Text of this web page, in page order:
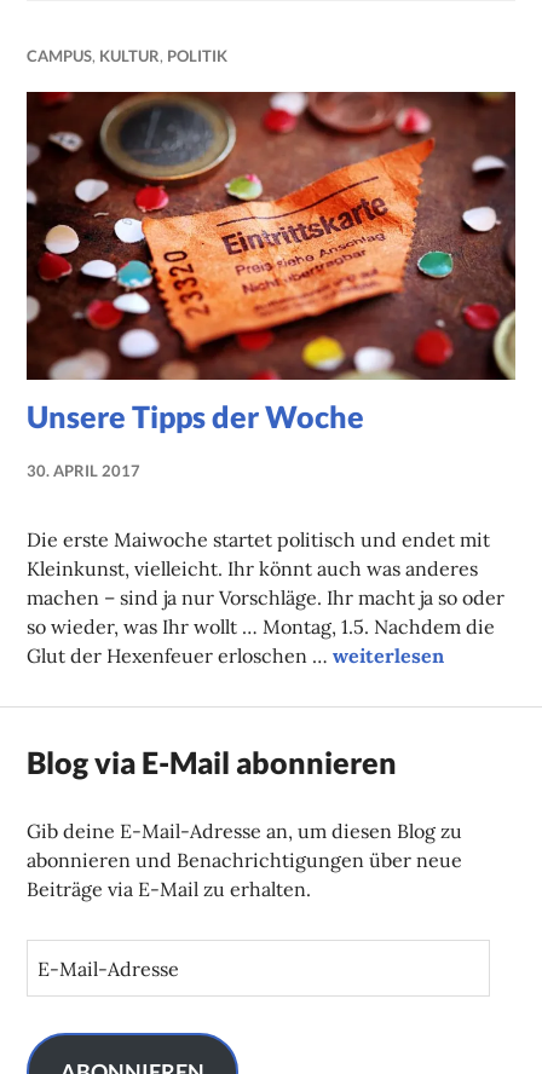
CAMPUS, KULTUR, POLITIK
Unsere Tipps der Woche
30. APRIL 2017
Die erste Maiwoche startet politisch und endet mit
Kleinkunst, vielleicht. Ihr könnt auch was anderes
machen – sind ja nur Vorschläge. Ihr macht ja so oder
so wieder, was Ihr wollt … Montag, 1.5. Nachdem die
Glut der Hexenfeuer erloschen …Unsere Tipps der
weiterlesen
Blog via E-Mail abonnieren
Gib deine E-Mail-Adresse an, um diesen Blog zu
abonnieren und Benachrichtigungen über neue
Beiträge via E-Mail zu erhalten.
a